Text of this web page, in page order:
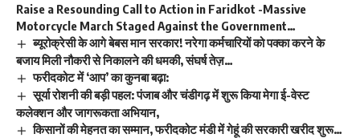
Raise a Resounding Call to Action in Faridkot -Massive
Motorcycle March Staged Against the Government…
ब्यूरोक्रेसी के आगे बेबस मान सरकार! नरेगा कर्मचारियों को पक्का करने के
बजाय मिली नौकरी से निकालने की धमकी, संघर्ष तेज़…
फरीदकोट में ‘आप’ का कुनबा बढ़ा:
सूर्या रोशनी की बड़ी पहल: पंजाब और चंडीगढ़ में शुरू किया मेगा ई-वेस्ट
कलेक्शन और जागरूकता अभियान,
किसानों की मेहनत का सम्मान, फरीदकोट मंडी में गेहूं की सरकारी खरीद शुरू…